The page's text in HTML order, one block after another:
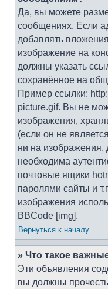
Да, вы можете
сообщениях. Если
добавлять
изображение на
должны указать
сохранённое на
Пример ссылки:
picture.gif. Вы не
изображения,
(если он не
ни на изображения,
необходима
почтовые ящики
паролями сайты и
изображения
BBCode [img].
Вернуться к началу
» Что такое
Эти объявления
вы должны